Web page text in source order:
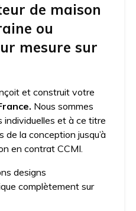
de maison
ou
mesure sur
et construit votre
Nous sommes
individuelles et à ce titre
la conception jusqu’à
en contrat CCMI.
designs
complètement sur